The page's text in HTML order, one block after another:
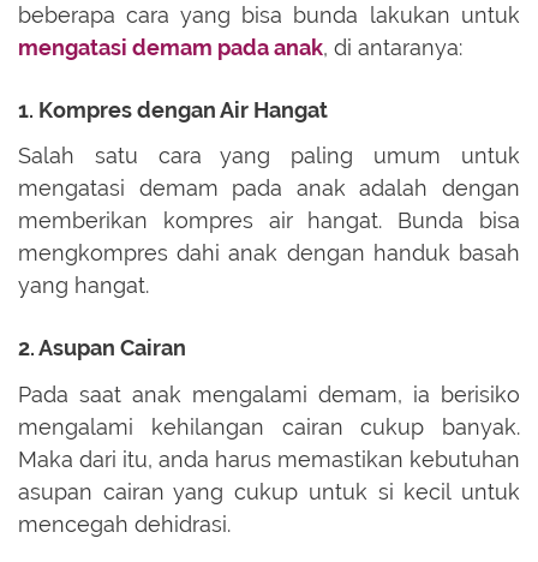
beberapa cara yang bisa bunda lakukan untuk
mengatasi demam pada anak, di antaranya:
1. Kompres dengan Air Hangat
Salah satu cara yang paling umum untuk
mengatasi demam pada anak adalah dengan
memberikan kompres air hangat. Bunda bisa
mengkompres dahi anak dengan handuk basah
yang hangat.
2. Asupan Cairan
Pada saat anak mengalami demam, ia berisiko
mengalami kehilangan cairan cukup banyak.
Maka dari itu, anda harus memastikan kebutuhan
asupan cairan yang cukup untuk si kecil untuk
mencegah dehidrasi.